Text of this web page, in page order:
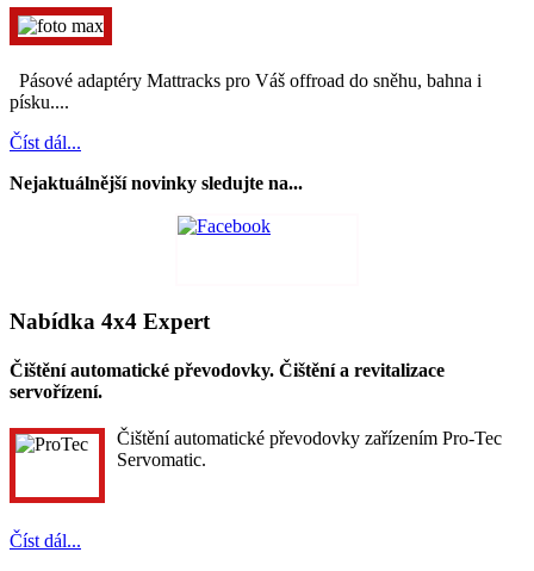
Pásové adaptéry Mattracks pro Váš offroad do sněhu, bahna i
písku....
Číst dál...
Nejaktuálnější novinky sledujte na...
Nabídka 4x4 Expert
Čištění automatické převodovky. Čištění a revitalizace
servořízení.
Čištění automatické převodovky zařízením Pro-Tec
Servomatic.
Číst dál...